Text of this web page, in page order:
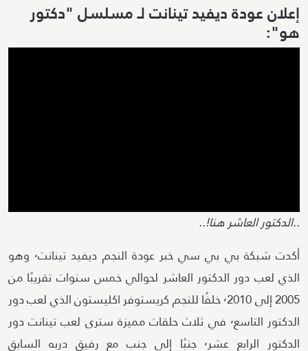
إعلان عودة ديفيد تينانت لـ مسلسل "دكتور
هو":
..الدكتور العاشر هنا!..
أكدت شبكة بي بي سي خبر عودة النجم ديفيد تينانت٬ وهو
الذي لعب دور الدكتور العاشر لحوالي خمس سنوات تقريبًا من
2005 إلى ٬2010 خلفًا للنجم كريستوفر اكليستون الذي لعب دور
الدكتور التاسع٬ في ثلاث حلقات مميزة سترى لعب تينانت دور
الدكتور الرابع عشر٬ جنبًا إلى جنب مع رفيق دربه السابق